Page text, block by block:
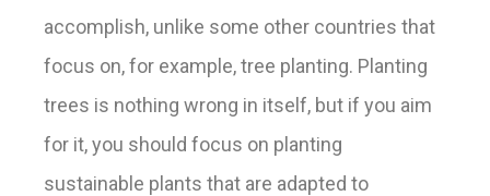
accomplish, unlike some other countries that
focus on, for example, tree planting. Planting
trees is nothing wrong in itself, but if you aim
for it, you should focus on planting
sustainable plants that are adapted to